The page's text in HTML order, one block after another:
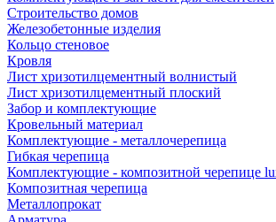
Строительство домов
Железобетонные изделия
Кольцо стеновое
Кровля
Лист хризотилцементный волнистый
Лист хризотилцементный плоский
Забор и комплектующие
Кровельный материал
Комплектующие - металлочерепица
Гибкая черепица
Комплектующие - композитной черепице
Композитная черепица
Металлопрокат